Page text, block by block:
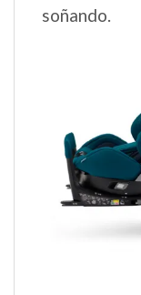
soñando.